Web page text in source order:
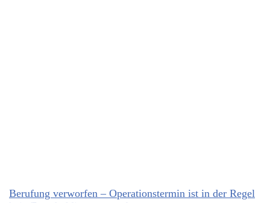
Berufung verworfen – Operationstermin ist in der Regel